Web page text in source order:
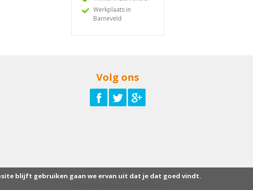
Werkplaats in
Barneveld
Volg ons
blijft gebruiken gaan we ervan uit dat je dat goed vindt.